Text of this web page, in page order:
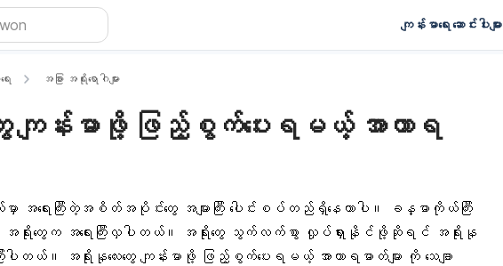
ကျန်းမာရေး ဆောင်းပါးများ
း အခြား အရိုးရောဂါများ
ေ ကျန်းမာဖို့ ဖြည့်စွက်ပေးရမယ့် အာဟာရ
ရေးကြီးတဲ့အစိတ်အပိုင်းတွေ အများကြီး ပေါင်းစပ်တည်ရှိနေတာပါ။ ခန္ဓာကိုယ်ကြီး
အရိုးတွေက အရေးကြီးလှပါတယ်။ အရိုးတွေ သွက်လက်စွာ လှုပ်ရှားနိုင်ဖို့ဆိုရင် အရိုးနု
းပါတယ်။ အရိုးနုလေးတွေ ကျန်းမာဖို့ ဖြည့်စွက်ပေးရမယ့် အာဟာရဓာတ်များ ကို သေချာ